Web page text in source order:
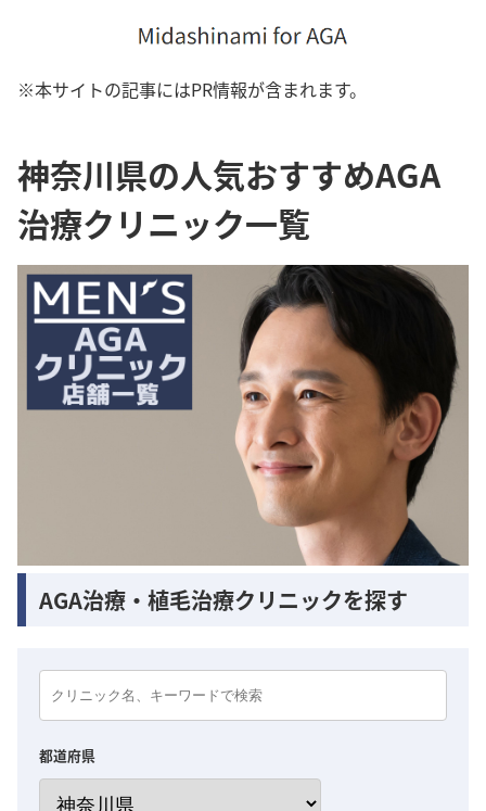
※本サイトの記事にはPR情報が含まれます。
神奈川県の人気おすすめAGA
治療クリニック一覧
AGA治療・植毛治療クリニックを探す
都道府県